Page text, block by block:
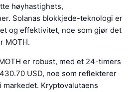
høyhastighets,
Solanas blokkjede-teknologi er
og effektivitet, noe som gjør det
MOTH.
er robust, med et 24-timers
USD, noe som reflekterer
Kryptovalutaens